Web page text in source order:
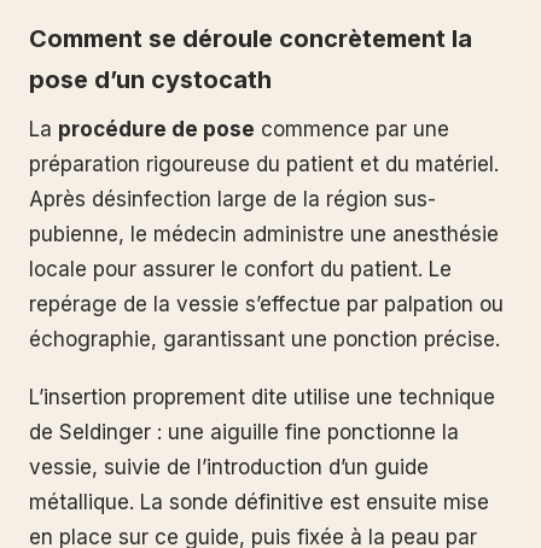
Comment se déroule concrètement la
pose d’un cystocath
La procédure de pose commence par une
préparation rigoureuse du patient et du matériel.
Après désinfection large de la région sus-
pubienne, le médecin administre une anesthésie
locale pour assurer le confort du patient. Le
repérage de la vessie s’effectue par palpation ou
échographie, garantissant une ponction précise.
L’insertion proprement dite utilise une technique
de Seldinger : une aiguille fine ponctionne la
vessie, suivie de l’introduction d’un guide
métallique. La sonde définitive est ensuite mise
en place sur ce guide, puis fixée à la peau par